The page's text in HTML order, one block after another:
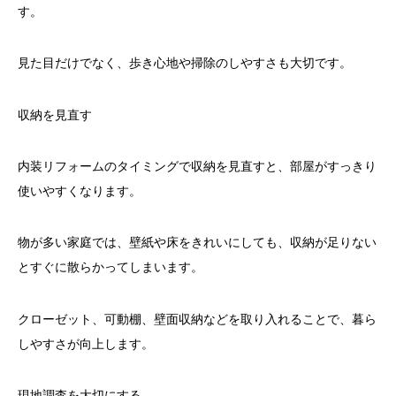
す。
見た目だけでなく、歩き心地や掃除のしやすさも大切です。
収納を見直す
内装リフォームのタイミングで収納を見直すと、部屋がすっきり
使いやすくなります。
物が多い家庭では、壁紙や床をきれいにしても、収納が足りない
とすぐに散らかってしまいます。
クローゼット、可動棚、壁面収納などを取り入れることで、暮ら
しやすさが向上します。